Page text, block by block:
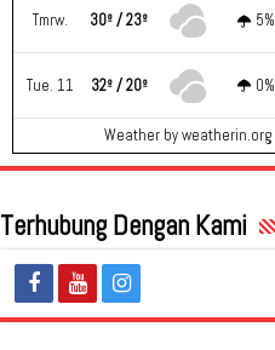
Tmrw. 30º / 23º 5%
Tue. 11 32º / 20º 0%
Weatherby weatherin.org
Terhubung Dengan Kami